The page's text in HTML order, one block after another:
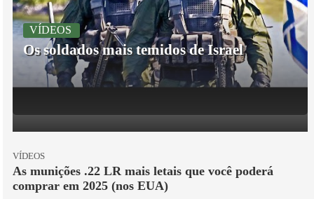
VÍDEOS
Os soldados mais temidos de Israel
VÍDEOS
As munições .22 LR mais letais que você poderá
comprar em 2025 (nos EUA)